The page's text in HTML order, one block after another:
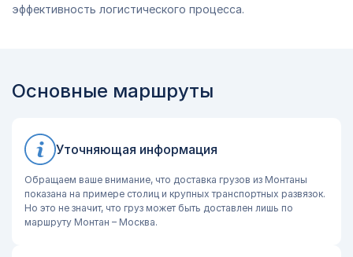
эффективность логистического процесса.
Основные маршруты
Уточняющая информация
Обращаем ваше внимание, что доставка грузов из Монтаны
показана на примере столиц и крупных транспортных развязок.
Но это не значит, что груз может быть доставлен лишь по
маршруту Монтан – Москва.